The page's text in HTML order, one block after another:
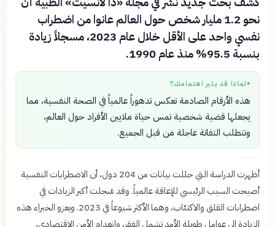
نحو 1.2 مليار شخص حول العالم عانوا من اضطراب
نفسي واحد على الأقل خلال عام 2023، مسجلاً زيادة
بنسبة 95.5% منذ عام 1990.
● لماذا قد يثير اهتمامك؟
هذه الأرقام الصادمة تعكس تدهوراً عالمياً في الصحة النفسية، مما
يجعلها قضية شخصية تمس حياة ملايين الأفراد حول العالم،
وتتطلب التفاتة عاجلة من قبل الجميع.
أظهرت الدراسة التي حللت بيانات من 204 دول، أن الاضطرابات النفسية
أصبحت السبب الرئيسي للإعاقة عالمياً. وقد سُجلت أكبر الزيادات في
اضطرابات القلق والاكتئاب، وهما الأكثر شيوعاً في 2023. ويعزو الخبراء هذه
الزيادة إلى عوامل طويلة الأمد تشمل الفقر، وانعدام الأمن الاقتصادي،